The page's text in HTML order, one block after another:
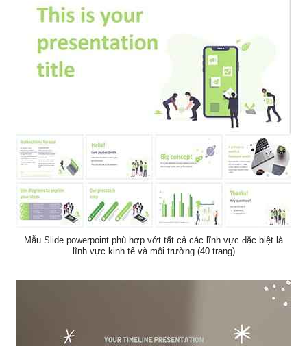
Mẫu Slide powerpoint phù hợp vớt tất cả các lĩnh vực đặc biệt là
lĩnh vực kinh tế và môi trường (40 trang)